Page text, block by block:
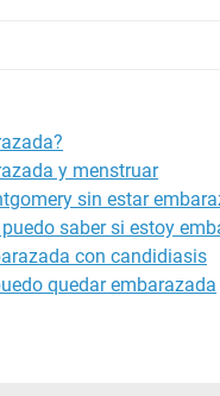
y menstruar
sin estar
saber si estoy
con candidiasis
quedar embarazada